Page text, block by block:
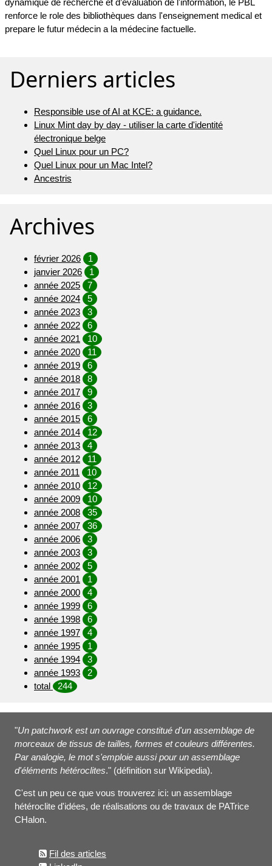
dynamique de recherche et d’évaluation de l'information, le PBL
renforce le role des bibliothèques dans l'enseignement medical et
prepare le futur médecin a la médecine factuelle.
Derniers articles
Responsible use of AI at KCE: a guidance.
Linux Mint day by day - utiliser la carte d'identité
électronique belge
Quel Linux pour un PC?
Quel Linux pour un Mac Intel?
Ancestris
Archives
février 2026
1
janvier 2026
1
année 2025
7
année 2024
5
année 2023
3
année 2022
6
année 2021
10
année 2020
11
année 2019
6
année 2018
8
année 2017
9
année 2016
3
année 2015
6
année 2014
12
année 2013
4
année 2012
11
année 2011
10
année 2010
12
année 2009
10
année 2008
35
année 2007
36
année 2006
3
année 2003
3
année 2002
5
année 2001
1
année 2000
4
année 1999
6
année 1998
6
année 1997
4
année 1995
1
année 1994
3
année 1993
2
total
244
"Un patchwork est un ouvrage constitué d'un assemblage de
morceaux de tissus de tailles, formes et couleurs différentes.
Par analogie, le mot s'emploie aussi pour un assemblage
d'éléments hétéroclites." (définition sur Wikipedia).
C'est un peu ce que vous trouverez ici: un assemblage
hétéroclite d'idées, de réalisations ou de travaux de PATrice
CHalon.
Fil des articles